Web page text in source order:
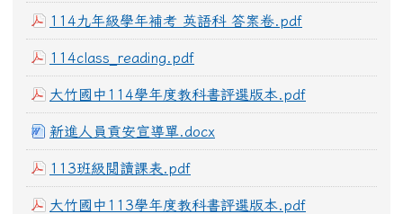
114九年級學年補考 英語科 答案卷.pdf
114class_reading.pdf
大竹國中114學年度教科書評選版本.pdf
新進人員貢安宣導單.docx
113班級閱讀課表.pdf
大竹國中113學年度教科書評選版本.pdf